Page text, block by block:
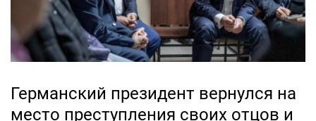
Германский президент вернулся на
место преступления своих отцов и